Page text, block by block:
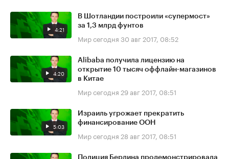
4:21
В Шотландии построили «супермост»
за 1,3 млрд фунтов
Мир сегодня 30 авг 2017, 08:52
4:20
Alibaba получила лицензию на
открытие 10 тысяч оффлайн-магазинов
в Китае
Мир сегодня 29 авг 2017, 08:51
5:03
Израиль угрожает прекратить
финансирование ООН
Мир сегодня 28 авг 2017, 08:51
Полиция Берлина продемонстрировала